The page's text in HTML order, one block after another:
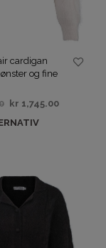
cardigan
og fine
kr 1,745.00